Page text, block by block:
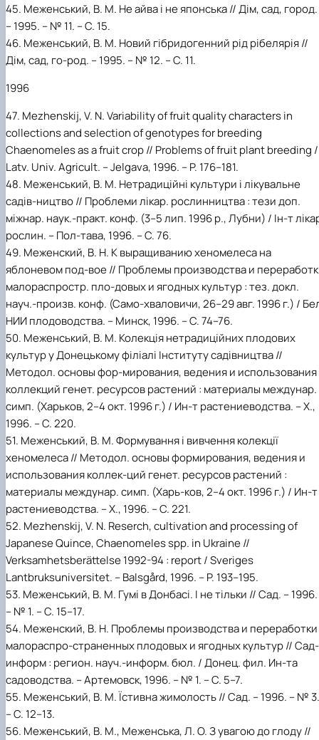
45. Меженський, В. М. Не айва і не японська // Дім, сад, город.
– 1995. – № 11. – C. 15.
46. Меженський, В. М. Новий гібридогенний рід рібелярія //
Дім, сад, го-род. – 1995. – № 12. – C. 11.
1996
47. Mezhenskij, V. N. Variability of fruit quality characters in
collections and selection of genotypes for breeding
Chaenomeles as a fruit crop // Problems of fruit plant breeding /
Latv. Univ. Agricult. – Jelgava, 1996. – P. 176–181.
48. Меженський, В. М. Нетрадиційні культури і лікувальне
садів-ництво // Проблеми лікар. рослинництва : тези доп.
міжнар. наук.-практ. конф. (3–5 лип. 1996 р., Лубни) / Ін-т
рослин. – Пол-тава, 1996. – С. 76.
49. Меженский, В. Н. К выращиванию хеномелеса на
яблоневом под-вое // Проблемы производства и
малораспростр. пло-довых и ягодных культур : тез. докл.
науч.-произв. конф. (Само-хваловичи, 26–29 авг. 1996 г.) /
НИИ плодоводства. – Минск, 1996. – С. 74–76.
50. Меженський, В. М. Колекція нетрадиційних плодових
культур у Донецькому філіалі Інституту садівництва //
Методол. основы фор-мирования, ведения и использования
коллекций генет. ресурсов растений : материалы междунар.
симп. (Харьков, 2–4 окт. 1996 г.) / Ин-т растениеводства. – Х.,
1996. – С. 220.
51. Меженський, В. М. Формування і вивчення колекції
хеномелеса // Методол. основы формирования, ведения и
использования коллек-ций генет. ресурсов растений :
материалы междунар. симп. (Харь-ков, 2–4 окт. 1996 г.) / Ин-т
растениеводства. – Х., 1996. – С. 221.
52. Mezhenskij, V. N. Reserch, cultivation and processing of
Japanese Quince, Chaenomeles spp. in Ukraine //
Verksamhetsberättelse 1992-94 : report / Sveriges
Lantbruksuniversitet. – Balsgård, 1996. – P. 193–195.
53. Меженський, В. М. Гумі в Донбасі. І не тільки // Сад. – 1996.
– № 1. – С. 15–17.
54. Меженский, В. Н. Проблемы производства и переработки
малораспро-страненных плодовых и ягодных культур // Сад-
информ : регион. науч.-информ. бюл. / Донец. фил. Ин-та
садоводства. – Артемовск, 1996. – № 1. – С. 5–7.
55. Меженський, В. М. Їстивна жимолость // Сад. – 1996. – № 3.
– С. 12–13.
56. Меженський, В. М., Меженська, Л. О. З увагою до глоду //